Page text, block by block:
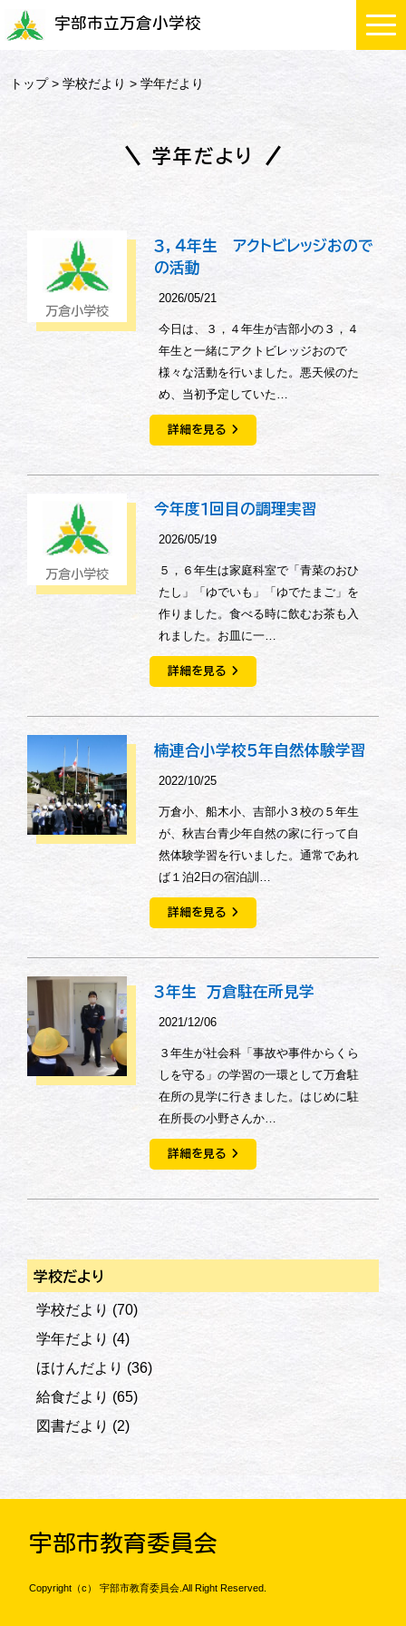
宇部市立万倉小学校
トップ>学校だより > 学年だより
学年だより
万倉小学校
３，４年生 アクトビレッジおので
の活動
2026/05/21
今日は、３，４年生が吉部小の３，４
年生と一緒にアクトビレッジおので
様々な活動を行いました。悪天候のた
め、当初予定していた…
詳細を見る
万倉小学校
今年度１回目の調理実習
2026/05/19
５，６年生は家庭科室で「青菜のおひ
たし」「ゆでいも」「ゆでたまご」を
作りました。食べる時に飲むお茶も入
れました。お皿に一…
詳細を見る
楠連合小学校５年自然体験学習
2022/10/25
万倉小、船木小、吉部小３校の５年生
が、秋吉台青少年自然の家に行って自
然体験学習を行いました。通常であれ
ば１泊2日の宿泊訓…
詳細を見る
３年生 万倉駐在所見学
2021/12/06
３年生が社会科「事故や事件からくら
しを守る」の学習の一環として万倉駐
在所の見学に行きました。はじめに駐
在所長の小野さんか…
詳細を見る
学校だより
学校だより (70)
学年だより (4)
ほけんだより (36)
給食だより (65)
図書だより (2)
宇部市教育委員会
Copyright（c） 宇部市教育委員会.All Right Reserved.